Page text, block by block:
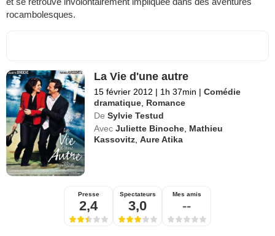
rocambolesques.
La Vie d'une autre
15 février 2012 | 1h 37min | Comédie
dramatique Romance
De Sylvie Testud
Avec Juliette Binoche Mathieu
Kassovitz ,Aure Atika
Presse
2,4
Spectateurs
3,0
Mes amis
--